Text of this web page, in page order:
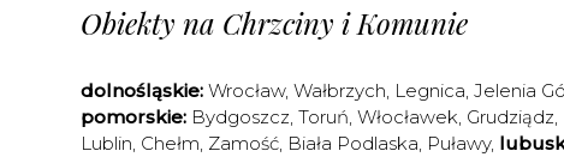
Obiekty na Chrzciny i Komunie
dolnośląskie: Wrocław, Wałbrzych, Legnica, Jelenia
pomorskie: Bydgoszcz, Toruń, Włocławek, Grudziądz,
Lublin, Chełm, Zamość, Biała Podlaska, Puławy,